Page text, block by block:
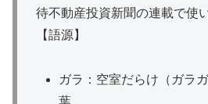
待不動産投資新聞の連載で使
【語源】
ガラ：空室だらけ（ガラ
葉